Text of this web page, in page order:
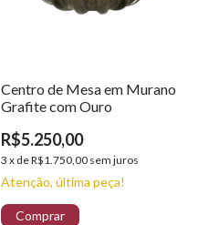
Centro de Mesa em Murano
Grafite com Ouro
R$5.250,00
3 x deR$1.750,00 sem juros
Atenção, última peça!